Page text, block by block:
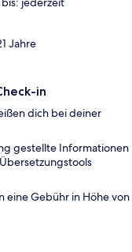
Jahre
in
dich bei deiner
gestellte Informationen
eine Gebühr in Höhe von